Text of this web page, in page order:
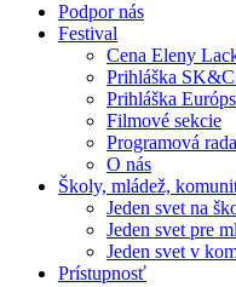
Podpor nás
Festival
Cena Eleny
Prihláška
Prihláška
Filmové sekcie
Programová rada
O nás
Školy, mládež,
Jeden svet na
Jeden svet pre
Jeden svet v
Prístupnosť